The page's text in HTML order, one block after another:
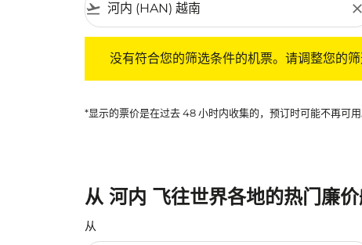
flight_takeoff close
没有符合您的筛选条件的机票。请调整您的筛
*显示的票价是在过去 48 小时内收集的，预订时可能不再可
从 河内 飞往世界各地的热门廉
从